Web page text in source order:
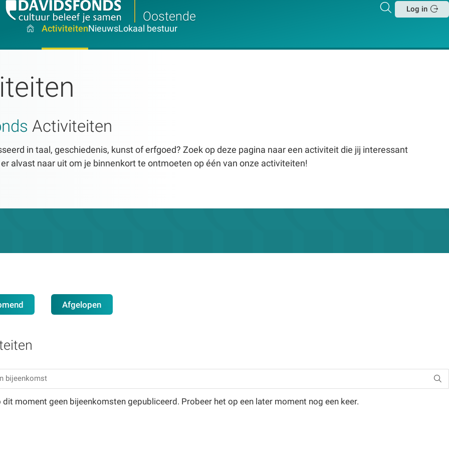
Oostende
Zoeken
Log in
ActiviteitenNieuwsLokaal bestuur
Activiteiten
in taal, geschiedenis, kunst of erfgoed? Zoek op deze pagina naar een activiteit die jij interessant
alvast naar uit om je binnenkort te ontmoeten op één van onze activiteiten!
Afgelopen
dit moment geen bijeenkomsten gepubliceerd. Probeer het op een later moment nog een keer.